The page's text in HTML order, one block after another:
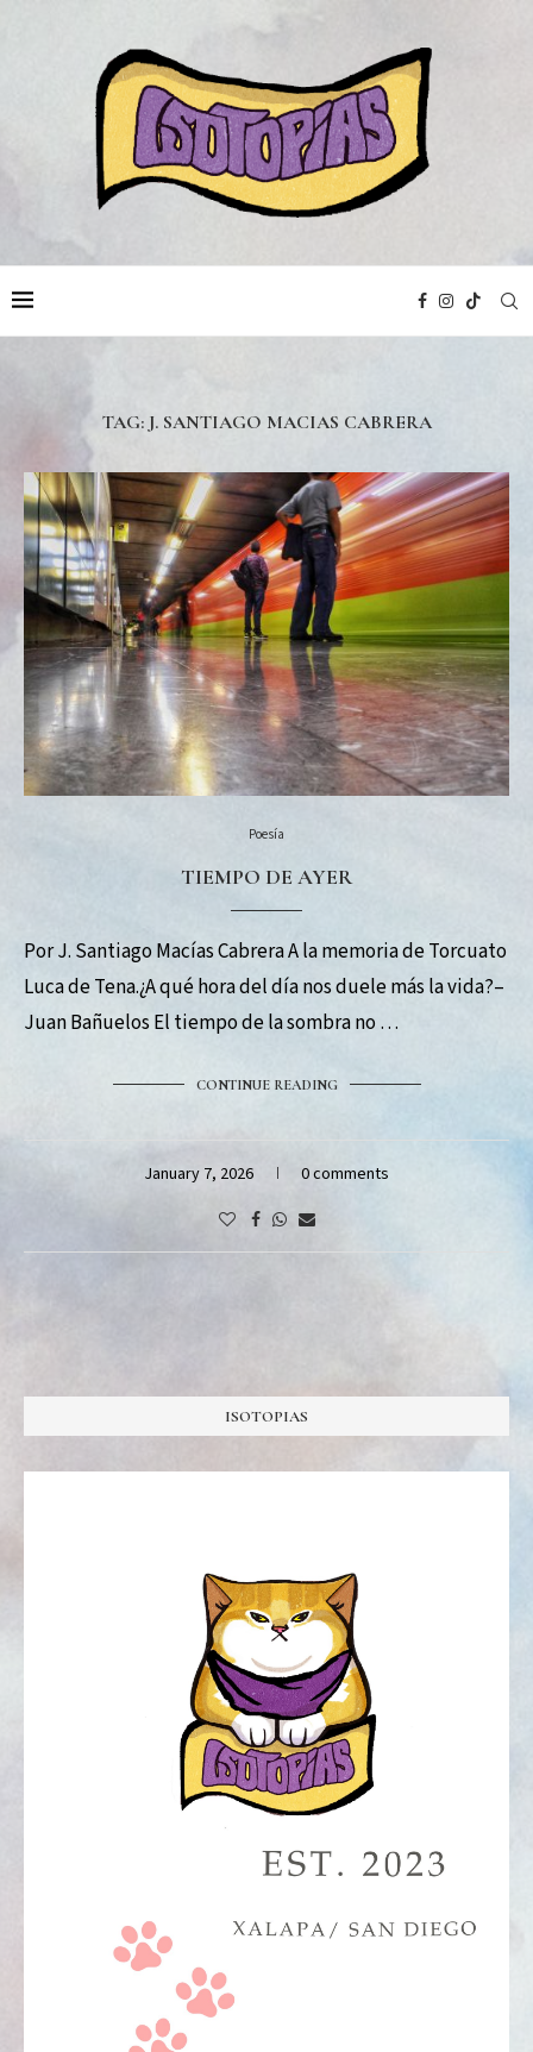
TAG: J. SANTIAGO MACIAS CABRERA
Poesía
TIEMPO DE AYER
Por J. Santiago Macías Cabrera A la memoria de Torcuato
Luca de Tena.¿A qué hora del día nos duele más la vida?–
Juan Bañuelos El tiempo de la sombra no …
CONTINUE READING
January 7, 2026 0 comments
ISOTOPIAS